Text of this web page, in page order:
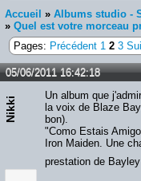
Accueil » Albums studio -
» Quel est votre morceau
Pages: Précédent 1 2 3
05/06/2011 16:42:18
Nikki
Un album que
la voix de Blaze
bon).
"Como Estais
Iron Maiden. Une
prestation de